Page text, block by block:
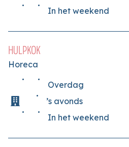
In het weekend
HULPKOK
Horeca
Overdag
’s avonds
In het weekend